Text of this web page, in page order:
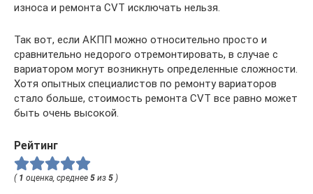
износа и ремонта СVT исключать нельзя.
Так вот, если АКПП можно относительно просто и
сравнительно недорого отремонтировать, в случае с
вариатором могут возникнуть определенные сложности.
Хотя опытных специалистов по ремонту вариаторов
стало больше, стоимость ремонта СVT все равно может
быть очень высокой.
Рейтинг
( 1 оценка, среднее 5 из 5 )